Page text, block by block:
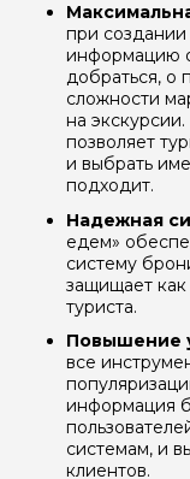
при
информацию
добраться, о
сложности
на
позволяет
и выбрать
подходит.
Надежная
едем»
систему
защищает как
туриста.
Повышение
все
информация
системам, и
клиентов.
Задайте
Как вас зовут